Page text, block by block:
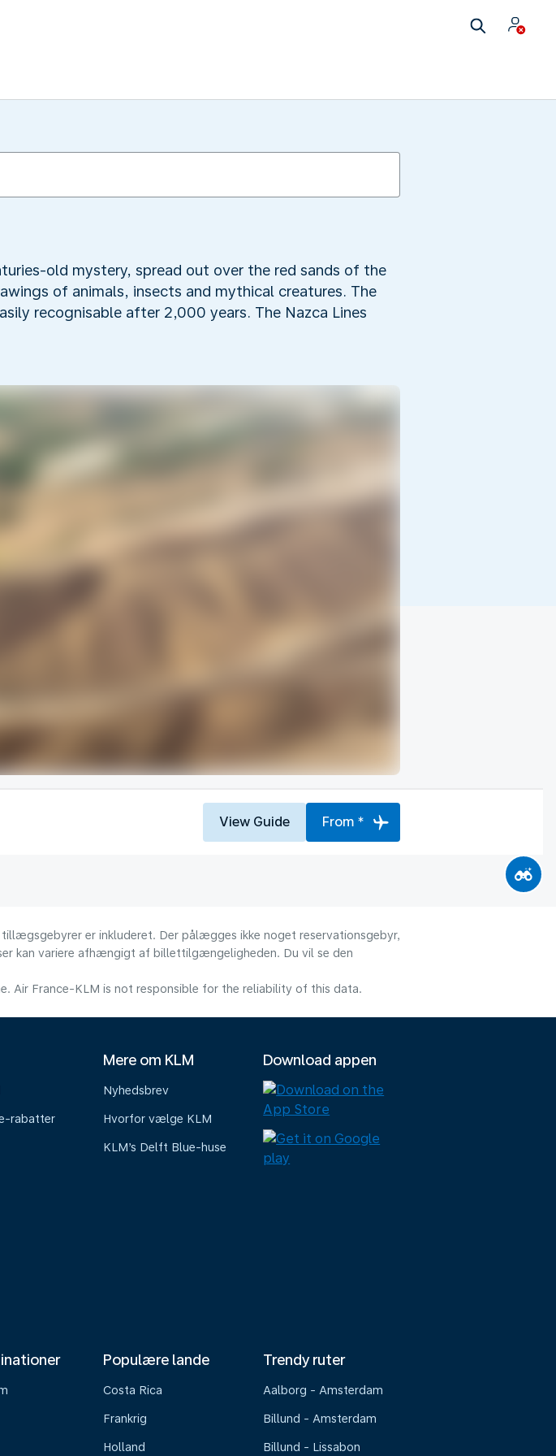
old mystery, spread out over the red sands of the
of animals, insects and mythical creatures. The
recognisable after 2,000 years. The Nazca Lines
View Guide From *
er inkluderet. Der pålægges ikke noget reservationsgebyr,
kan variere afhængigt af billettilgængeligheden. Du vil se den
Air France-KLM is not responsible for the reliability of this data.
rabatter
Mere om KLM
Nyhedsbrev
Hvorfor vælge KLM
KLM’s Delft Blue-huse
Download appen
Populære lande
Costa Rica
Frankrig
Holland
Trendy ruter
Aalborg - Amsterdam
Billund - Amsterdam
Billund - Lissabon